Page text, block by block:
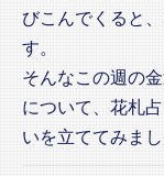
びこんでくると
す。
そんなこの週の
について、花札
いを立ててみまし